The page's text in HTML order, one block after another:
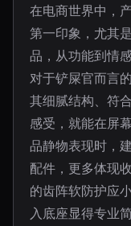
在电商世界中，
第一印象，尤其
品，从功能到情
对于铲屎官而言
其细腻结构、符
感受，就能在屏
品静物表现时，
配件，更多体现
的齿阵软防护应
入底座显得专业